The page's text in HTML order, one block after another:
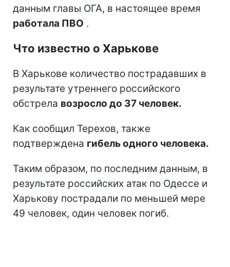
данным главы ОГА, в настоящее время
работала ПВО .
Что известно о Харькове
В Харькове количество пострадавших в
результате утреннего российского
обстрела возросло до 37 человек.
Как сообщил Терехов, также
подтверждена гибель одного человека.
Таким образом, по последним данным, в
результате российских атак по Одессе и
Харькову пострадали по меньшей мере
49 человек, один человек погиб.